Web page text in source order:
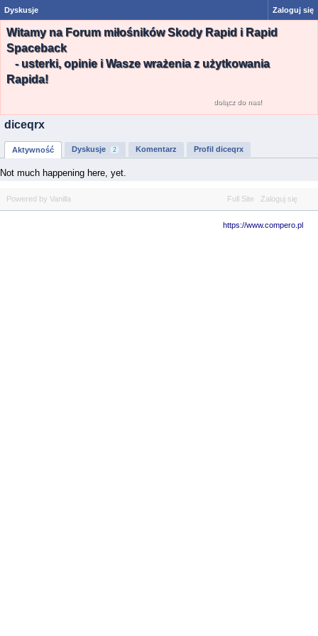
Dyskusje Zaloguj się
Witamy na Forum miłośników Skody Rapid i Rapid
Spaceback
- usterki, opinie i Wasze wrażenia z użytkowania
Rapida!
dołącz do nas!
diceqrx
Aktywność Dyskusje 2 Komentarz Profil diceqrx
Not much happening here, yet.
Full Site Zaloguj się
https://www.compero.pl
Powered by Vanilla